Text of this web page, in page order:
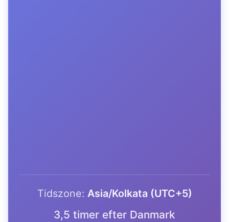
Tidszone: Asia/Kolkata (UTC+5)
3,5 timer efter Danmark